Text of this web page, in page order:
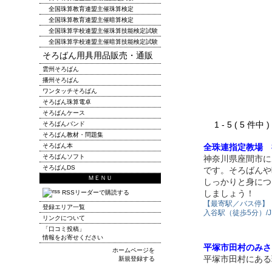
1 - 5 ( 5 件
全珠連指定教場
神奈川県座間市
です。そろばん
しっかりと身に
しましょう！
【最寄駅／バス停】
入谷駅（徒歩5分）/
平塚市田村のみ
平塚市田村にあ
全国珠算教育連盟主催珠算検定
全国珠算教育連盟主催暗算検定
全国珠算学校連盟主催珠算技能検定試験
全国珠算学校連盟主催暗算技能検定試験
そろばん用具用品販売・通販
雲州そろばん
播州そろばん
ワンタッチそろばん
そろばん珠算電卓
そろばんケース
そろばんバンド
そろばん教材・問題集
そろばん本
そろばんソフト
そろばんDS
ＭＥＮＵ
RSSリーダーで購読する
登録エリア一覧
リンクについて
「口コミ投稿」
情報をお寄せください
ホームページを
新規登録する